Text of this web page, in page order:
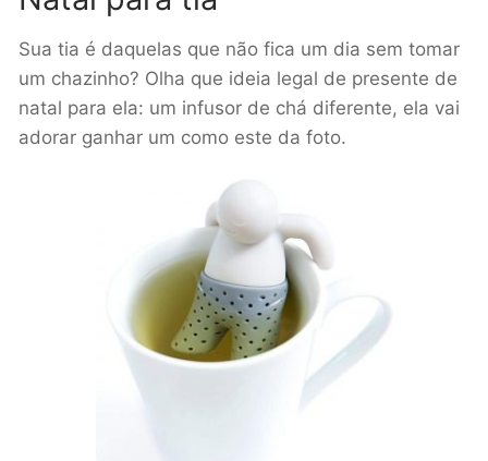
Sua tia é daquelas que não fica um dia sem tomar
um chazinho? Olha que ideia legal de presente de
natal para ela: um infusor de chá diferente, ela vai
adorar ganhar um como este da foto.